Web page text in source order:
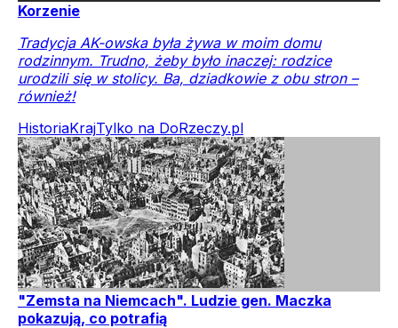
Korzenie
Tradycja AK-owska była żywa w moim domu
rodzinnym. Trudno, żeby było inaczej: rodzice
urodzili się w stolicy. Ba, dziadkowie z obu stron –
również!
HistoriaKrajTylko na DoRzeczy.pl
"Zemsta na Niemcach". Ludzie gen. Maczka
pokazują, co potrafią